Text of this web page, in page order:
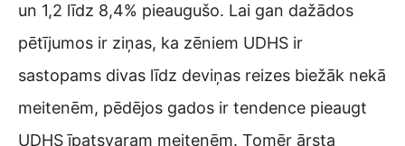
un 1,2 līdz 8,4% pieaugušo. Lai gan dažādos
pētījumos ir ziņas, ka zēniem UDHS ir
sastopams divas līdz deviņas reizes biežāk nekā
meitenēm, pēdējos gados ir tendence pieaugt
UDHS īpatsvaram meitenēm. Tomēr ārsta